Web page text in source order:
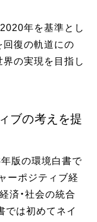
年を基準とし
回復の軌道にの
の実現を目指し
ブの考えを提
版の環境白書で
ーポジティブ経
済・社会の統合
では初めてネイ